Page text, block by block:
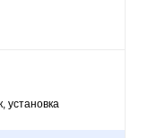
установка